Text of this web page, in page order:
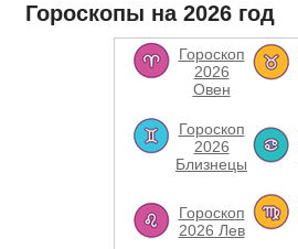
Гороскопы на 2026 год
Гороскоп
2026
Овен
Гороскоп
2026
Близнецы
Гороскоп
2026 Лев